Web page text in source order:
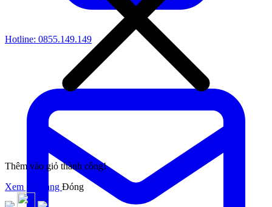
Hotline: 0855.149.149
Thêm vào giỏ thành công!
Xem giỏ hàng Đóng